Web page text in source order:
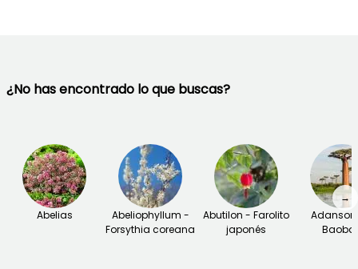
¿No has encontrado lo que buscas?
Abelias
Abeliophyllum -
Forsythia coreana
Abutilon - Farolito
japonés
→